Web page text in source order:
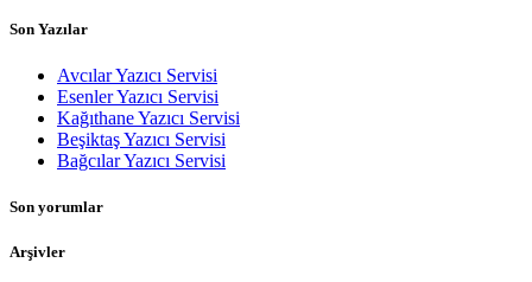
Son Yazılar
Avcılar Yazıcı Servisi
Esenler Yazıcı Servisi
Kağıthane Yazıcı Servisi
Beşiktaş Yazıcı Servisi
Bağcılar Yazıcı Servisi
Son yorumlar
Arşivler